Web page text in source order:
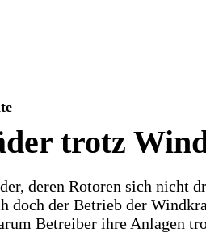
trotz
deren Rotoren sich nicht
doch der Betrieb der
Betreiber ihre Anlagen